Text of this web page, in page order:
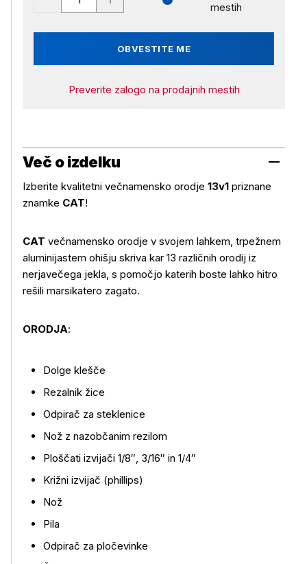
OBVESTITE ME
mestih
Preverite zalogo na prodajnih mestih
Več o izdelku
Več o izdelku
Izberite kvalitetni večnamensko orodje 13v1 priznane
znamke CAT!
CAT večnamensko orodje v svojem lahkem, trpežnem
aluminijastem ohišju skriva kar 13 različnih orodij iz
nerjavečega jekla, s pomočjo katerih boste lahko hitro
rešili marsikatero zagato.
ORODJA:
Dolge klešče
Rezalnik žice
Odpirač za steklenice
Nož z nazobčanim rezilom
Ploščati izvijači 1/8″, 3/16″ in 1/4″
Križni izvijač (phillips)
Nož
Pila
Odpirač za pločevinke